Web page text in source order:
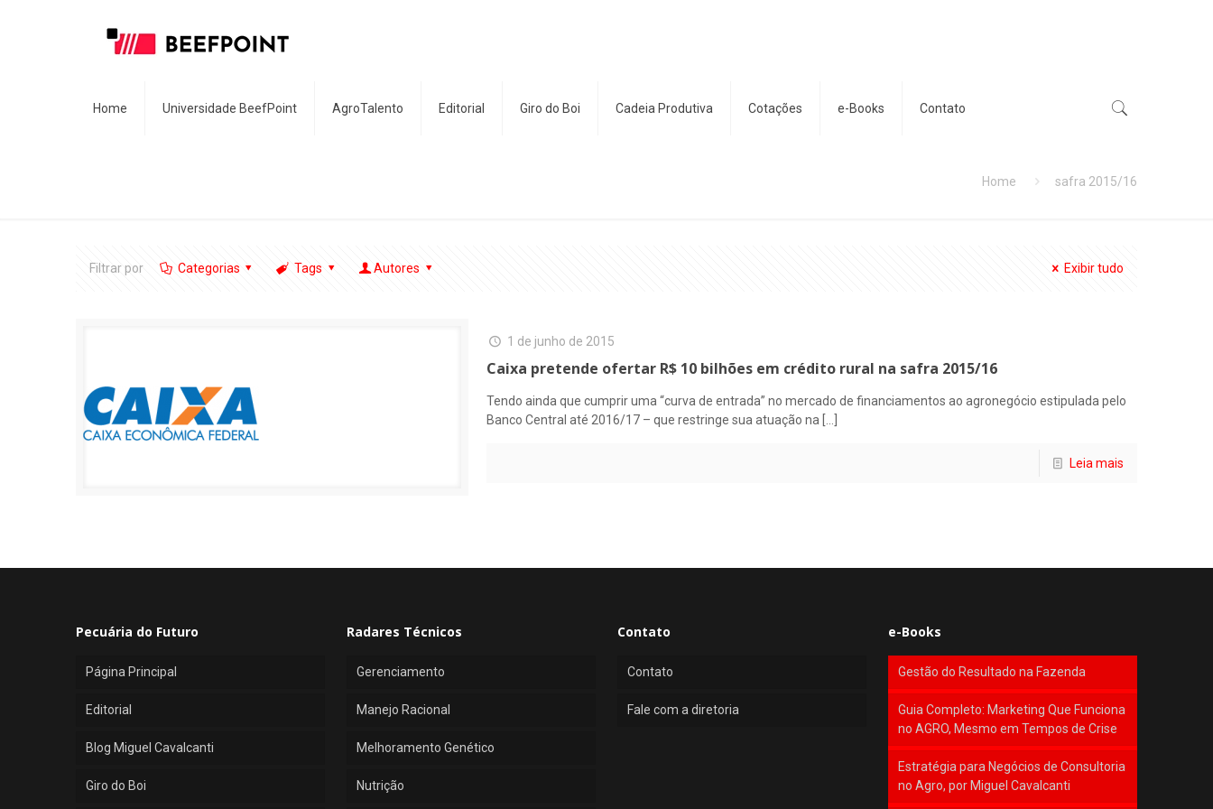
Home Universidade BeefPoint AgroTalento Editorial Giro do Boi Cadeia Produtiva Cotações e-Books Contato
Home safra 2015/16
Filtrar por Categorias Tags Autores Exibir tudo
1 de junho de 2015
Caixa pretende ofertar R$ 10 bilhões em crédito rural na safra 2015/16
Tendo ainda que cumprir uma “curva de entrada” no mercado de financiamentos ao agronegócio estipulada pelo
Banco Central até 2016/17 – que restringe sua atuação na
Leia mais
Pecuária do Futuro
Página Principal
Editorial
Blog Miguel Cavalcanti
Giro do Boi
Radares Técnicos
Gerenciamento
Manejo Racional
Melhoramento Genético
Nutrição
Contato
Contato
Fale com a diretoria
e-Books
Gestão do Resultado na Fazenda
Guia Completo: Marketing Que Funciona
no AGRO, Mesmo em Tempos de Crise
Estratégia para Negócios de Consultoria
no Agro, por Miguel Cavalcanti